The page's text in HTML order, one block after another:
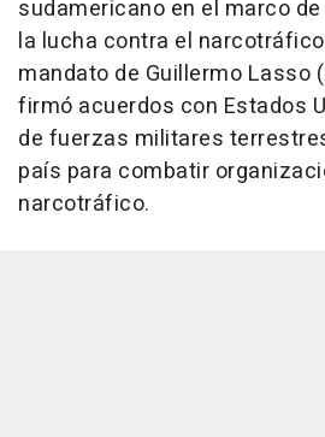
sudamericano en el marco
la lucha contra el
mandato de Guillermo Lasso
firmó acuerdos con Estados
de fuerzas militares
país para combatir
narcotráfico.